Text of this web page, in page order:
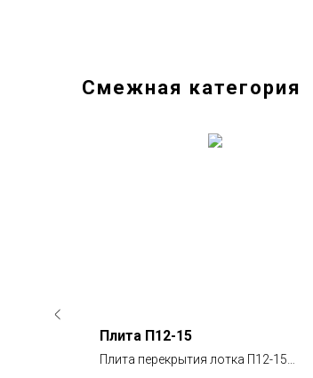
Смежная категория
Плита П12-15
Плита перекрытия лотка П12-15